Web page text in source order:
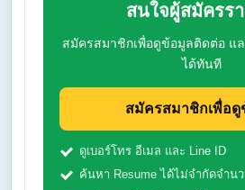
สนใจผู้สมัครร
สมัครสมาชิกเพื่อดูข้อมูลติดต่อ แ
ได้ทันที
สมัครสมาชิกเพื่อ
ดูเบอร์โทร อีเมล และ Line ID
ค้นหา Resume ได้ไม่จำกัดจำน